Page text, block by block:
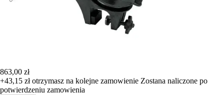
863,00 zł
+43,15 złotrzymasz na kolejne zamowienie Zostana naliczone po
potwierdzeniu zamowienia